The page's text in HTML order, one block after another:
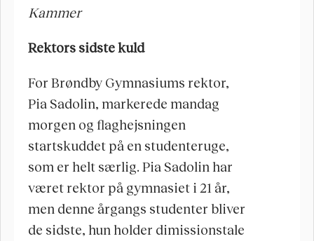
Kammer
Rektors sidste kuld
For Brøndby Gymnasiums rektor,
Pia Sadolin, markerede mandag
morgen og flaghejsningen
startskuddet på en studenteruge,
som er helt særlig. Pia Sadolin har
været rektor på gymnasiet i 21 år,
men denne årgangs studenter bliver
de sidste, hun holder dimissionstale